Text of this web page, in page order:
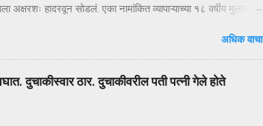
हादरवून सोडलं. एका नामांकित व्यापाऱ्याच्या १८ वर्षीय मुलाला
उभारलेल्या ‘सर्जिकल नाकाबंदी’मुळे चित्र पालटलं—आणि युवकाची
अपहरण, गावात खळबळ दुपारचा नेहमीसारखा गजबजलेला वेळ.
एक काळी XUV थांबते… काही क्षणांची झटापट… आणि युवकाला
वेगाने निघून जातं. हा प्रकार इतक्या झपाट्याने घडला की
माहिती मिळताच कुटुंबीयांनी पोलिसांशी संपर्क साधला. ग्रामसुरक्षा
आणि गावागावातून सतर्कतेचे सायरन वाजू लागले. ‘ऑपरेशन नाकाबंदी’ —
अधिक वाचा
दुचाकीस्वार ठार. दुचाकीवरील पती पत्नी गेले होते